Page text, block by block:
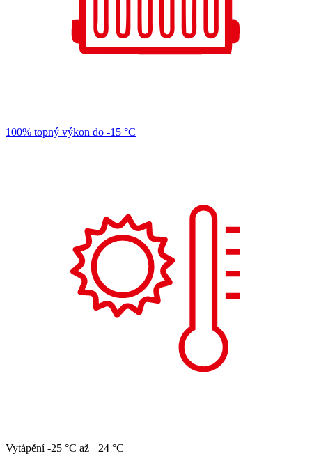
100% topný výkon do -15 °C
Vytápění -25 °C až +24 °C